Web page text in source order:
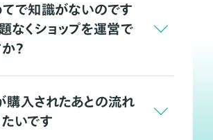
てで知識がないのです
なくショップを運営で
？
購入されたあとの流れ
いです